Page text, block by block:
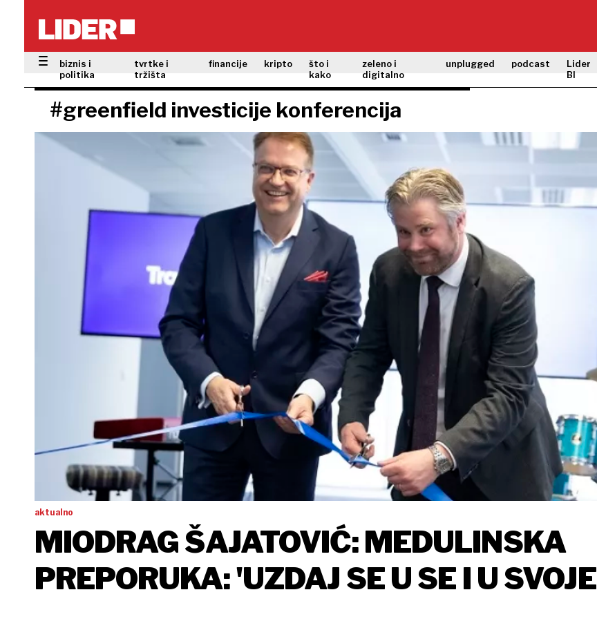
biznis i
politika
tvrtke i
tržišta
financije kripto
što i
kako
zeleno i
digitalno
unplugged podcast
Lider
BI
#greenfield investicije konferencija
aktualno
MIODRAG ŠAJATOVIĆ: MEDULINSKA
PREPORUKA: 'UZDAJ SE U SE I U SVOJE